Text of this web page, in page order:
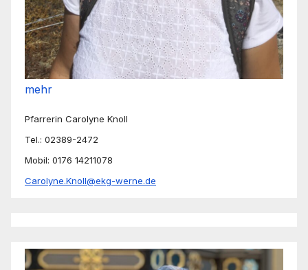
mehr
Pfarrerin Carolyne Knoll
Tel.: 02389-2472
Mobil: 0176 14211078
Carolyne.Knoll@ekg-werne.de